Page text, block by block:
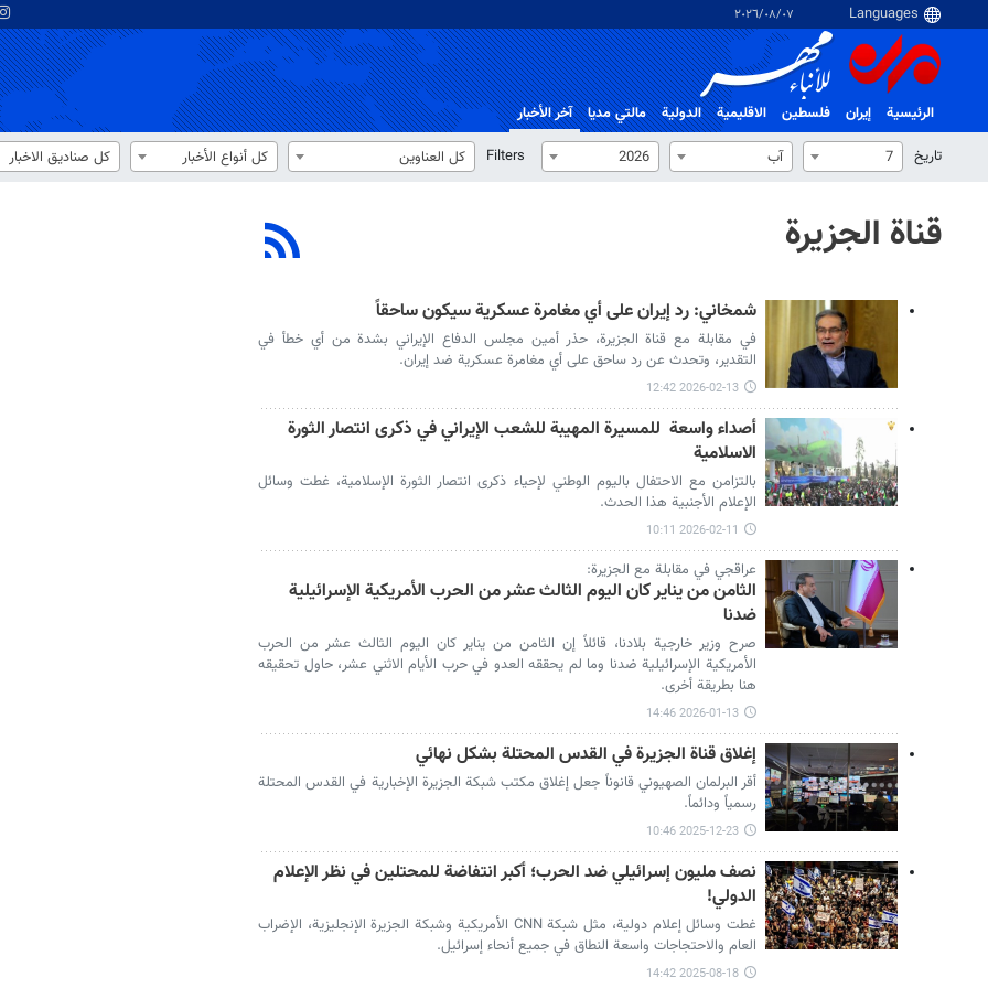
٠٧‏/٠٨‏/٢٠٢٦
الرئيسية إيران فلسطین الاقلیمیة الدولية مالتي مدیا
آخر الأخبار
تاریخ
7 آب 2026
Filters كل العناوين كل أنواع الأخبار كل صناديق الاخبار
قناة الجزيرة
شمخاني: رد إيران على أي مغامرة عسكرية سيكون ساحقاً
في مقابلة مع قناة الجزيرة، حذر أمين مجلس الدفاع الإيراني بشدة من أي خطأ في
التقدير، وتحدث عن رد ساحق على أي مغامرة عسكرية ضد إيران.
2026-02-13 12:42
أصداء واسعة للمسيرة المهيبة للشعب الإيراني في ذكرى انتصار الثورة
الاسلامية
بالتزامن مع الاحتفال باليوم الوطني لإحياء ذكرى انتصار الثورة الإسلامية، غطت وسائل
الإعلام الأجنبية هذا الحدث.
2026-02-11 10:11
عراقجي في مقابلة مع الجزيرة:
الثامن من يناير كان اليوم الثالث عشر من الحرب الأمريكية الإسرائيلية
ضدنا
صرح وزير خارجية بلادنا، قائلاً إن الثامن من يناير كان اليوم الثالث عشر من الحرب
الأمريكية الإسرائيلية ضدنا وما لم يحققه العدو في حرب الأيام الاثني عشر، حاول تحقيقه
هنا بطريقة أخرى.
2026-01-13 14:46
إغلاق قناة الجزيرة في القدس المحتلة بشكل نهائي
أقر البرلمان الصهيوني قانوناً جعل إغلاق مكتب شبكة الجزيرة الإخبارية في القدس المحتلة
رسمياً ودائماً.
2025-12-23 10:46
نصف مليون إسرائيلي ضد الحرب؛ أكبر انتفاضة للمحتلين في نظر الإعلام
الدولي!
غطت وسائل إعلام دولية، مثل شبكة CNN الأمريكية وشبكة الجزيرة الإنجليزية، الإضراب
العام والاحتجاجات واسعة النطاق في جميع أنحاء إسرائيل.
2025-08-18 14:42